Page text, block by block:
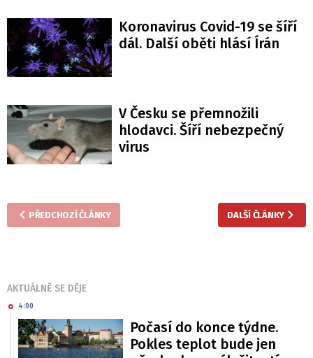
Koronavirus Covid-19 se šíří
dál. Další oběti hlásí Írán
V Česku se přemnožili
hlodavci. Šíří nebezpečný
virus
PŘEDCHOZÍ ČLÁNKY DALŠÍ ČLÁNKY
AKTUÁLNĚ SE DĚJE
4:00
Počasí do konce týdne.
Pokles teplot bude jen